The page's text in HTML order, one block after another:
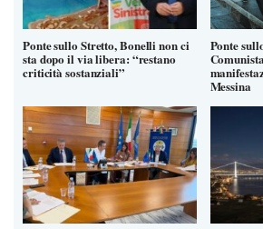
Ponte sullo Stretto, Bonelli non ci
sta dopo il via libera: “restano
criticità sostanziali”
Ponte
Messina